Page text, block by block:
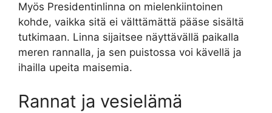
Myös Presidentinlinna on mielenkiintoinen
kohde, vaikka sitä ei välttämättä pääse sisältä
tutkimaan. Linna sijaitsee näyttävällä paikalla
meren rannalla, ja sen puistossa voi kävellä ja
ihailla upeita maisemia.
Rannat ja vesielämä